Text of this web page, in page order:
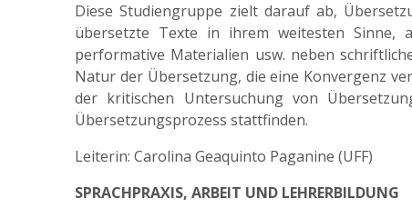
Diese Studiengruppe zielt darauf ab,
übersetzte Texte in ihrem weitesten Sinne,
performative Materialien usw. neben
Natur der Übersetzung, die eine Konvergenz
der kritischen Untersuchung von
Übersetzungsprozess stattfinden.
Leiterin: Carolina Geaquinto Paganine (UFF)
SPRACHPRAXIS, ARBEIT UND LEHRERBILDUNG